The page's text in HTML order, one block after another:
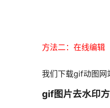
方法二：在线编辑
我们下载gif动图网
gif图片去水印